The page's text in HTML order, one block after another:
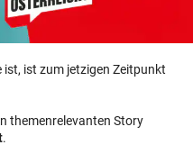
ist, ist zum jetzigen Zeitpunkt
themenrelevanten Story
.